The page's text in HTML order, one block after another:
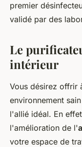
premier
validé par des
Le
intérieur
Vous désirez offrir
environnement
l'allié idéal. En
l'amélioration de l'
votre espace de